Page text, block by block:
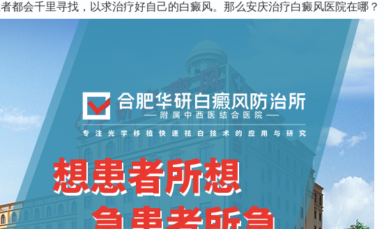
都会千里寻找，以求治疗好自己的白癜风。那么安庆治疗白癜风医院在哪？